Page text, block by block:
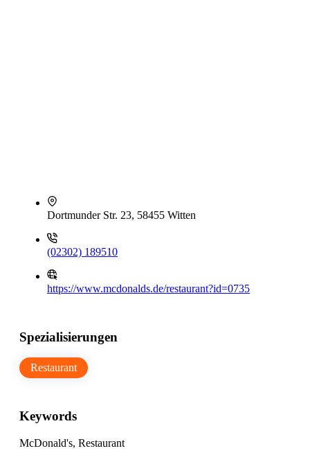
Dortmunder Str. 23, 58455 Witten
(02302) 189510
https://www.mcdonalds.de/restaurant?id=0735
Spezialisierungen
Restaurant
Keywords
McDonald's, Restaurant